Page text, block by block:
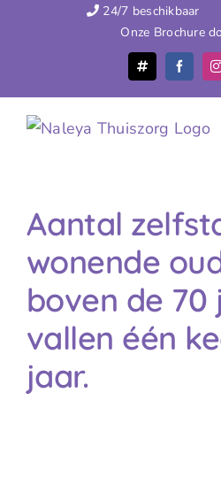
24/7 beschikbaar
Onze Brochure
X
Aantal
wonende
boven de 70
vallen één
jaar.